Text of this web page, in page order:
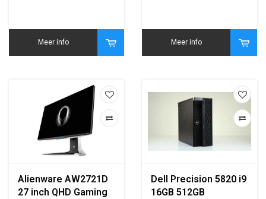
Meer info Meer info
Alienware AW2721D
27 inch QHD Gaming
Dell Precision 5820 i9
16GB 512GB